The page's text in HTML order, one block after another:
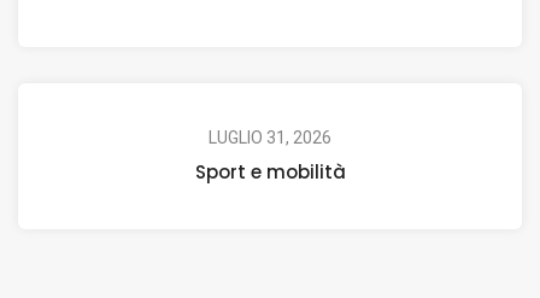
LUGLIO 31, 2026
Sport e mobilità